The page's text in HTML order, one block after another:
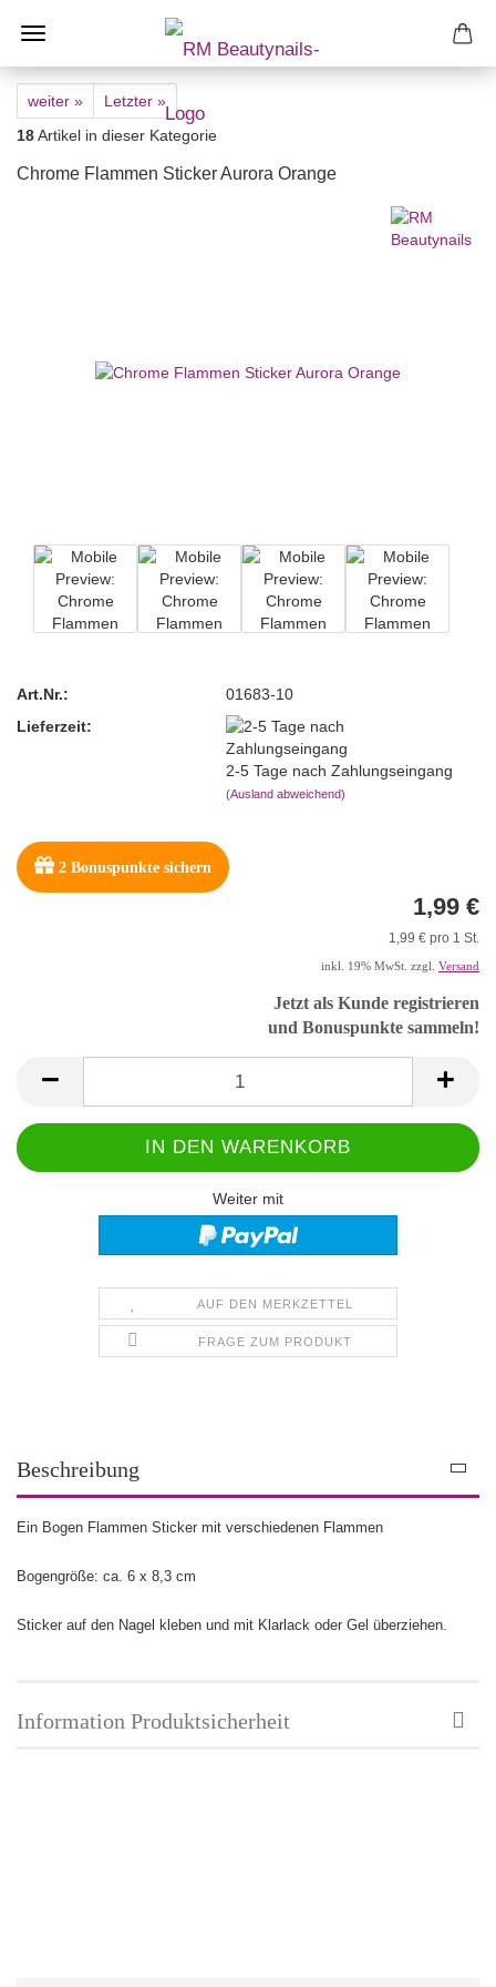
weiter »
Letzter »
18Artikel in dieser Kategorie
Chrome Flammen Sticker Aurora Orange
Art.Nr.:
01683-10
Lieferzeit:
2-5 Tage nach Zahlungseingang
(Ausland abweichend)
2 Bonuspunkte sichern
1,99 €
1,99 € pro 1 St.
inkl. 19% MwSt. zzgl. Versand
Jetzt als Kunde registrieren
und Bonuspunkte sammeln!
Weiter mit
AUF DEN MERKZETTEL
FRAGE ZUM PRODUKT
Beschreibung
Ein Bogen Flammen Sticker mit verschiedenen Flammen
Bogengröße: ca. 6 x 8,3 cm
Sticker auf den Nagel kleben und mit Klarlack oder Gel überziehen.
Information Produktsicherheit